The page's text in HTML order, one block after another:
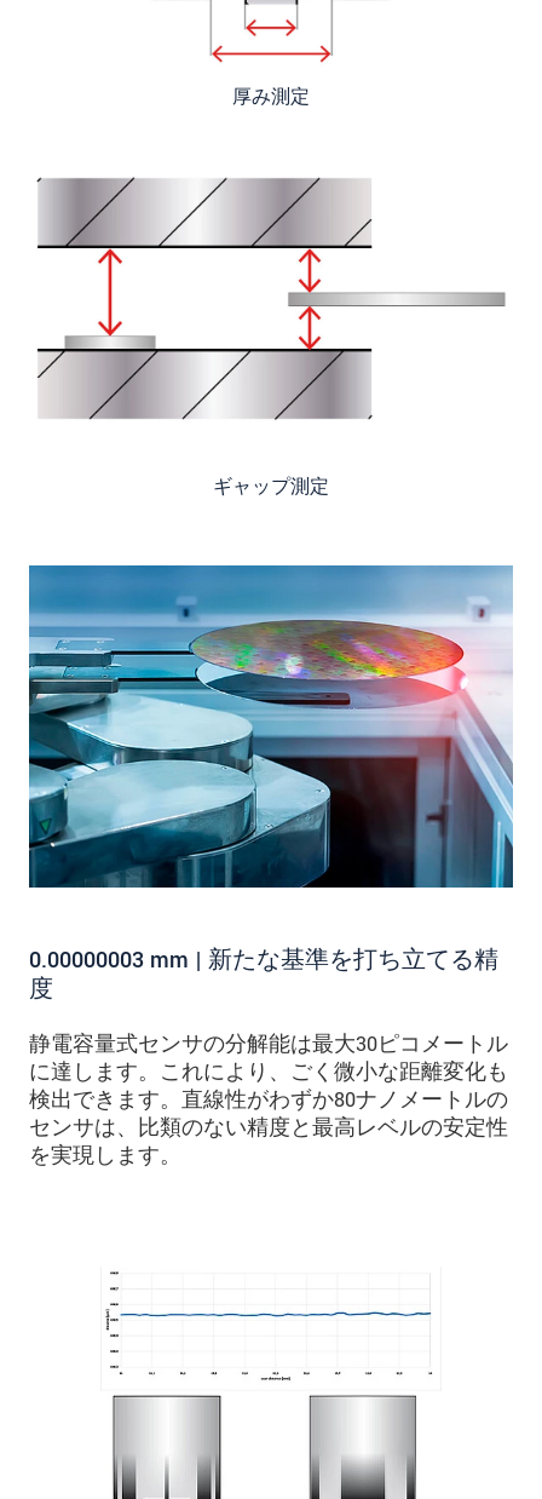
厚み測定
ギャップ測定
0.00000003 mm | 新たな基準を打ち立てる精
度
静電容量式センサの分解能は最大30ピコメートル
に達します。これにより、ごく微小な距離変化も
検出できます。直線性がわずか80ナノメートルの
センサは、比類のない精度と最高レベルの安定性
を実現します。